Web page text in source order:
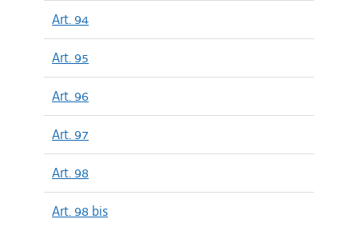
Art. 94
Art. 95
Art. 96
Art. 97
Art. 98
Art. 98 bis